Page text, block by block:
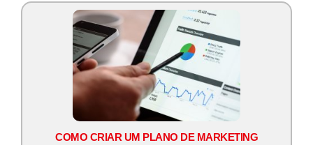
COMO CRIAR UM PLANO DE MARKETING